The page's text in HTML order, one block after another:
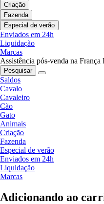
Criação
Fazenda
Especial de verão
Enviados em 24h
Liquidação
Marcas
Assistência pós-venda na França
Pesquisar
Saldos
Cavalo
Cavaleiro
Cão
Gato
Animais
Criação
Fazenda
Especial de verão
Enviados em 24h
Liquidação
Marcas
Adicionando ao